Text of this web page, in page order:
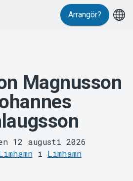
Arrangör?
Magnusson
12 augusti 2026
i Limhamn